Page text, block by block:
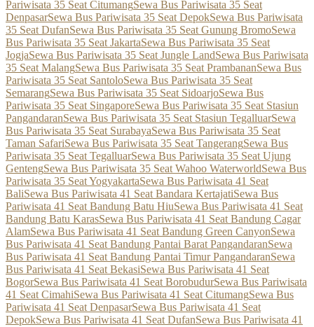
Pariwisata 35 Seat CitumangSewa Bus Pariwisata 35 Seat
DenpasarSewa Bus Pariwisata 35 Seat DepokSewa Bus Pariwisata
35 Seat DufanSewa Bus Pariwisata 35 Seat Gunung BromoSewa
Bus Pariwisata 35 Seat JakartaSewa Bus Pariwisata 35 Seat
JogjaSewa Bus Pariwisata 35 Seat Jungle LandSewa Bus Pariwisata
35 Seat MalangSewa Bus Pariwisata 35 Seat PrambananSewa Bus
Pariwisata 35 Seat SantoloSewa Bus Pariwisata 35 Seat
SemarangSewa Bus Pariwisata 35 Seat SidoarjoSewa Bus
Pariwisata 35 Seat SingaporeSewa Bus Pariwisata 35 Seat Stasiun
PangandaranSewa Bus Pariwisata 35 Seat Stasiun TegalluarSewa
Bus Pariwisata 35 Seat SurabayaSewa Bus Pariwisata 35 Seat
Taman SafariSewa Bus Pariwisata 35 Seat TangerangSewa Bus
Pariwisata 35 Seat TegalluarSewa Bus Pariwisata 35 Seat Ujung
GentengSewa Bus Pariwisata 35 Seat Wahoo WaterworldSewa Bus
Pariwisata 35 Seat YogyakartaSewa Bus Pariwisata 41 Seat
BaliSewa Bus Pariwisata 41 Seat Bandara KertajatiSewa Bus
Pariwisata 41 Seat Bandung Batu HiuSewa Bus Pariwisata 41 Seat
Bandung Batu KarasSewa Bus Pariwisata 41 Seat Bandung Cagar
AlamSewa Bus Pariwisata 41 Seat Bandung Green CanyonSewa
Bus Pariwisata 41 Seat Bandung Pantai Barat PangandaranSewa
Bus Pariwisata 41 Seat Bandung Pantai Timur PangandaranSewa
Bus Pariwisata 41 Seat BekasiSewa Bus Pariwisata 41 Seat
BogorSewa Bus Pariwisata 41 Seat BorobudurSewa Bus Pariwisata
41 Seat CimahiSewa Bus Pariwisata 41 Seat CitumangSewa Bus
Pariwisata 41 Seat DenpasarSewa Bus Pariwisata 41 Seat
DepokSewa Bus Pariwisata 41 Seat DufanSewa Bus Pariwisata 41